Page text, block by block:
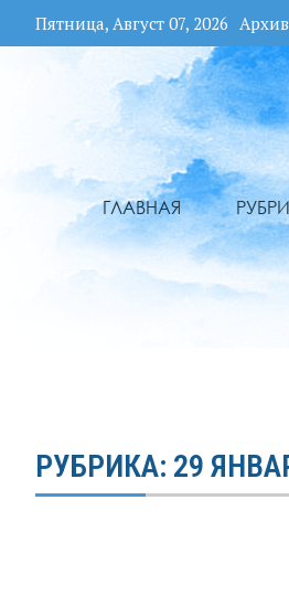
Пятница, Август 07, 2026
ГЛАВНАЯ
РУБРИКА: 29